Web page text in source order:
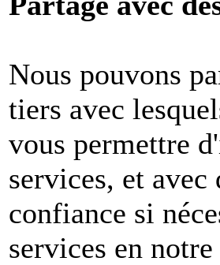
Nous pouvons
tiers avec
vous permettre
services, et avec
confiance si
services en